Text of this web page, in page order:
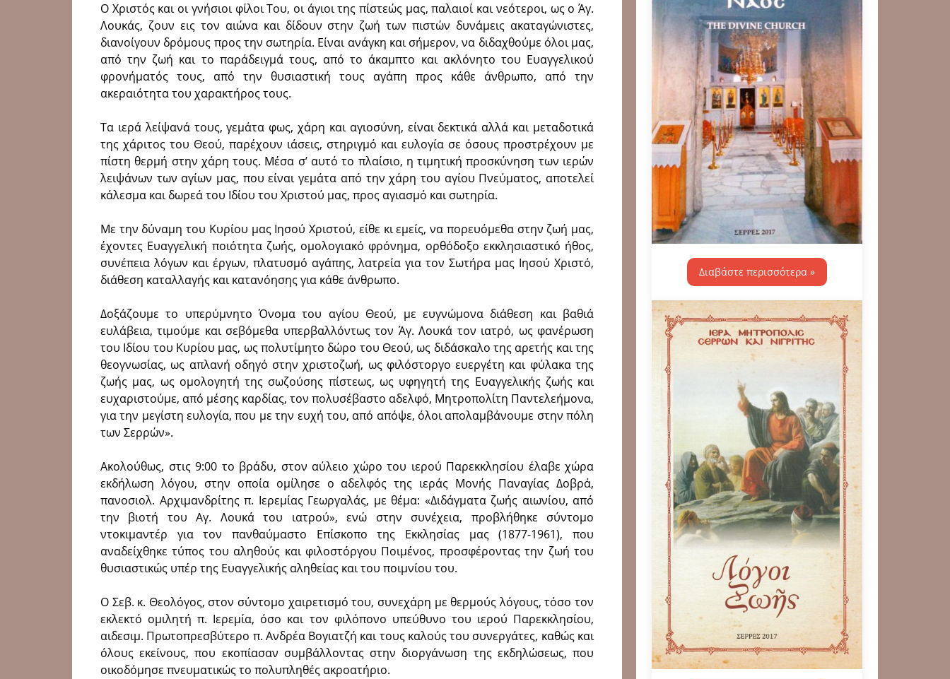
Ο Χριστός και οι γνήσιοι φίλοι Του, οι άγιοι της πίστεώς μας, παλαιοί και νεότεροι, ως ο Άγ.
Λουκάς, ζουν εις τον αιώνα και δίδουν στην ζωή των πιστών δυνάμεις ακαταγώνιστες,
διανοίγουν δρόμους προς την σωτηρία. Είναι ανάγκη και σήμερον, να διδαχθούμε όλοι μας,
από την ζωή και το παράδειγμά τους, από το άκαμπτο και ακλόνητο του Ευαγγελικού
φρονήματός τους, από την θυσιαστική τους αγάπη προς κάθε άνθρωπο, από την
ακεραιότητα του χαρακτήρος τους.
Τα ιερά λείψανά τους, γεμάτα φως, χάρη και αγιοσύνη, είναι δεκτικά αλλά και μεταδοτικά
της χάριτος του Θεού, παρέχουν ιάσεις, στηριγμό και ευλογία σε όσους προστρέχουν με
πίστη θερμή στην χάρη τους. Μέσα σ’ αυτό το πλαίσιο, η τιμητική προσκύνηση των ιερών
λειψάνων των αγίων μας, που είναι γεμάτα από την χάρη του αγίου Πνεύματος, αποτελεί
κάλεσμα και δωρεά του Ιδίου του Χριστού μας, προς αγιασμό και σωτηρία.
Με την δύναμη του Κυρίου μας Ιησού Χριστού, είθε κι εμείς, να πορευόμεθα στην ζωή μας,
έχοντες Ευαγγελική ποιότητα ζωής, ομολογιακό φρόνημα, ορθόδοξο εκκλησιαστικό ήθος,
συνέπεια λόγων και έργων, πλατυσμό αγάπης, λατρεία για τον Σωτήρα μας Ιησού Χριστό,
διάθεση καταλλαγής και κατανόησης για κάθε άνθρωπο.
Δοξάζουμε το υπερύμνητο Όνομα του αγίου Θεού, με ευγνώμονα διάθεση και βαθιά
ευλάβεια, τιμούμε και σεβόμεθα υπερβαλλόντως τον Άγ. Λουκά τον ιατρό, ως φανέρωση
του Ιδίου του Κυρίου μας, ως πολυτίμητο δώρο του Θεού, ως διδάσκαλο της αρετής και της
θεογνωσίας, ως απλανή οδηγό στην χριστοζωή, ως φιλόστοργο ευεργέτη και φύλακα της
ζωής μας, ως ομολογητή της σωζούσης πίστεως, ως υφηγητή της Ευαγγελικής ζωής και
ευχαριστούμε, από μέσης καρδίας, τον πολυσέβαστο αδελφό, Μητροπολίτη Παντελεήμονα,
για την μεγίστη ευλογία, που με την ευχή του, από απόψε, όλοι απολαμβάνουμε στην πόλη
των Σερρών».
Ακολούθως, στις 9:00 το βράδυ, στον αύλειο χώρο του ιερού Παρεκκλησίου έλαβε χώρα
εκδήλωση λόγου, στην οποία ομίλη­σε ο αδελφός της ιεράς Μονής Παναγίας Δοβρά,
πανοσιολ. Αρχιμανδρίτης π. Ιερεμίας Γεωργαλάς, με θέμα: «Διδάγματα ζωής αιωνίου, από
την βιοτή του Αγ. Λουκά του ιατρού», ενώ στην συνέχεια, προβλήθηκε σύντομο
ντοκιμαντέρ για τον πανθαύμαστο Επίσκοπο της Εκκλησίας μας (1877-1961), που
αναδείχθηκε τύπος του αληθούς και φιλοστόργου Ποιμέ­νος, προσφέροντας την ζωή του
θυσιαστικώς υπέρ της Ευαγγελικής αλη­θείας και του ποιμνίου του.
Ο Σεβ. κ. Θεολόγος, στον σύντομο χαιρετισμό του, συνεχάρη με θερμούς λόγους, τόσο τον
εκλεκτό ομιλητή π. Ιερεμία, όσο και τον φιλόπονο υπεύθυνο του ιερού Παρεκκλησίου,
αιδεσιμ. Πρωτοπρεσβύτερο π. Ανδρέα Βογιατζή και τους καλούς του συνεργάτες, καθώς και
όλους εκείνους, που εκοπίασαν συμβάλλοντας στην διοργάνωση της εκδηλώσεως, που
οικοδόμησε πνευματικώς το πολυπληθές ακροατήριο.
Διαβάστε περισσότερα »